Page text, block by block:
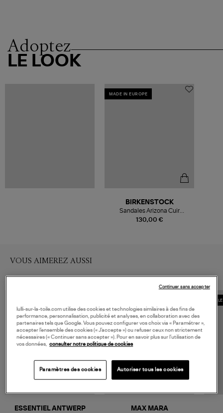
Adoptez
LE LOOK
MADE IN EUROPE
130,00 €
BIRKENSTOCK
Sandales Arizona Cuir
Tabacco Brown
VOUS AIMEREZ AUSSI
ESSENTIEL ANTWERP MAX MARA
lulli-sur-la-toile.com utilise des cookies et technologies similaires à des fins de
performance, personnalisation, publicité et analyses, en collaboration avec des
partenaires tels que Google. Vous pouvez configurer vos choix via « Paramétrer »,
accepter l’ensemble des cookies (« J’accepte ») ou refuser ceux non strictement
nécessaires (« Continuer sans accepter »). Pour en savoir plus sur l’utilisation de
vos données,
consulter notre politique de cookies
Paramètres des cookies Autoriser tous les cookies
Continuer sans accepter